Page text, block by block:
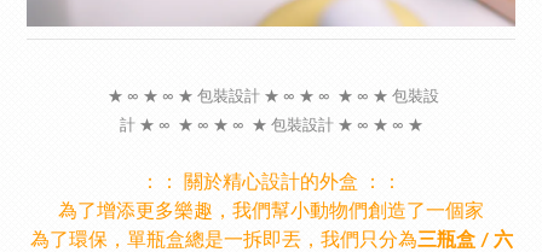
★ ∞ ★ ∞ ★ 包裝設計 ★ ∞ ★ ∞ ★ ∞ ★ 包裝設
計 ★ ∞ ★ ∞ ★ ∞ ★ 包裝設計 ★ ∞ ★ ∞ ★
：： 關於精心設計的外盒 ：：
為了增添更多樂趣，我們幫小動物們創造了一個家
為了環保，單瓶盒總是一拆即丟，我們只分為三瓶盒 / 六